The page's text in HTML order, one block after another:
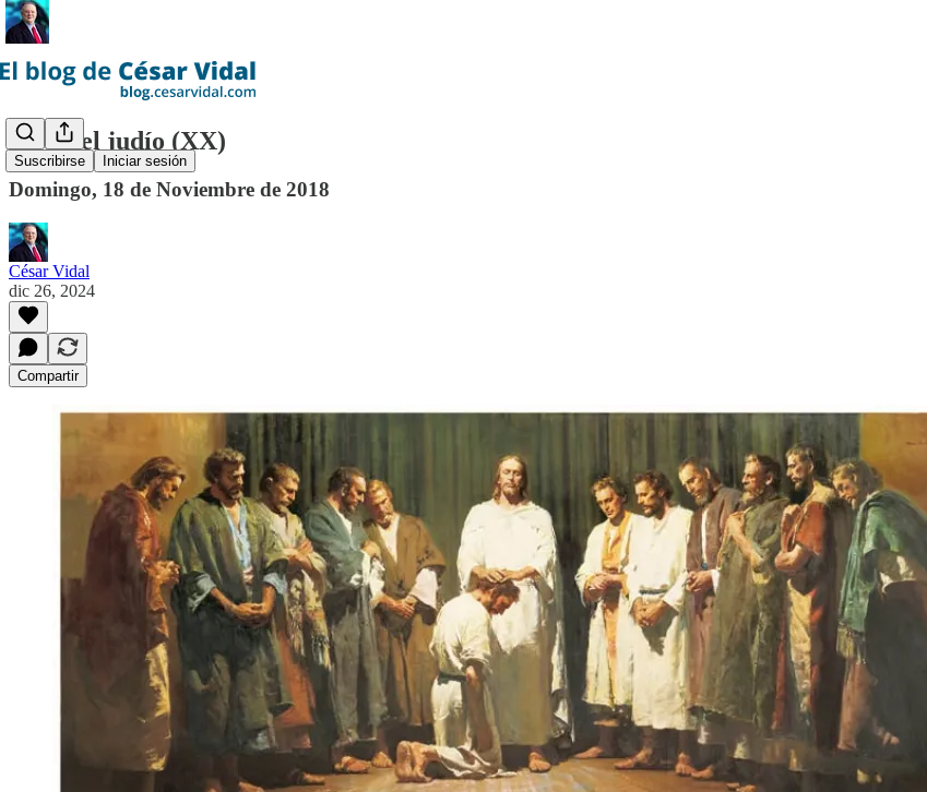
Suscribirse Iniciar sesión
Jesús, el judío (XX)
Domingo, 18 de Noviembre de 2018
César Vidal
dic 26, 2024
Compartir